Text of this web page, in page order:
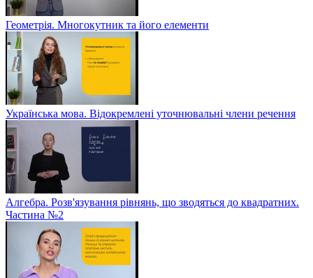
Геометрія. Многокутник та його елементи
Українська мова. Відокремлені уточнювальні члени речення
Алгебра. Розв'язування рівнянь, що зводяться до квадратних.
Частина №2